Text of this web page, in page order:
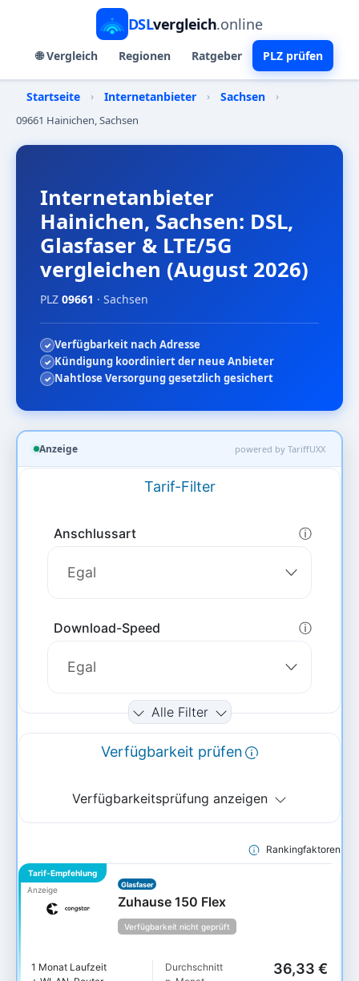
DSLvergleich.online
🌐 Vergleich Regionen Ratgeber PLZ prüfen
Startseite › Internetanbieter › Sachsen
›
09661 Hainichen, Sachsen
Internetanbieter
Hainichen, Sachsen: DSL,
Glasfaser & LTE/5G
vergleichen (August 2026)
PLZ 09661 · Sachsen
Verfügbarkeit nach Adresse
Kündigung koordiniert der neue Anbieter
Nahtlose Versorgung gesetzlich gesichert
Anzeige powered by TariffUXX